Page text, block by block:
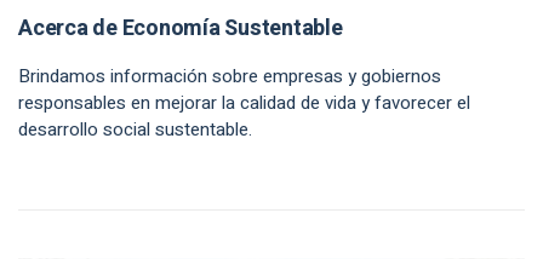
Acerca de Economía Sustentable
Brindamos información sobre empresas y gobiernos
responsables en mejorar la calidad de vida y favorecer el
desarrollo social sustentable.